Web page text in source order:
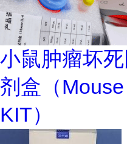
小鼠肿瘤坏
剂盒（
KIT）